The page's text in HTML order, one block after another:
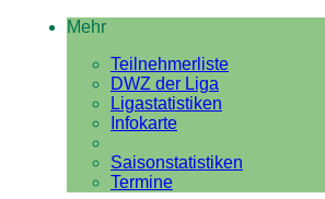
Mehr
Teilnehmerliste
DWZ der Liga
Ligastatistiken
Infokarte
Saisonstatistiken
Termine